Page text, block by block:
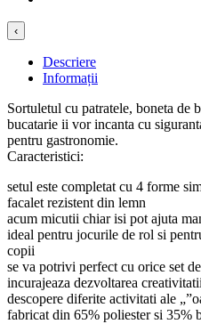
‹
Descriere
Informații
Sortuletul cu patratele, boneta de
bucatarie ii vor incanta cu
pentru gastronomie.
Caracteristici:
setul este completat cu 4 forme
facalet rezistent din lemn
acum micutii chiar isi pot ajuta
ideal pentru jocurile de rol si
copii
se va potrivi perfect cu orice set
incurajeaza dezvoltarea
descopere diferite activitati ale
fabricat din 65% poliester si 35%